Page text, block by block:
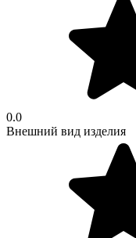
0.0
Внешний вид изделия